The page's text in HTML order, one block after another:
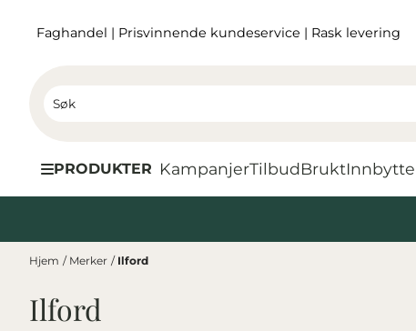
Faghandel | Prisvinnende kundeservice | Rask levering
PRODUKTER KampanjerTilbudBruktInnbytte
Hjem / Merker / Ilford
Ilford